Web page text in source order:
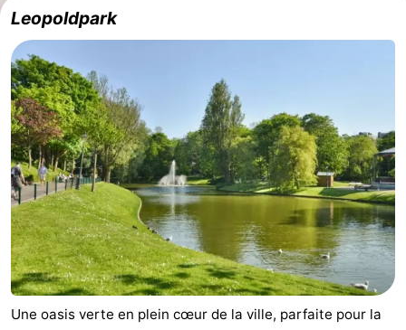
Breeduyn
Village
-
Hippodroom
Hôtels
Last
minutes
Plages
Voir
et
faire
Lieux
d'intérêt
-
Leopoldpark
Une oasis verte en plein cœur de la ville, parfaite pour la